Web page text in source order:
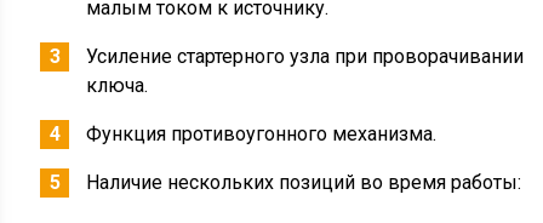
малым током к источнику.
Усиление стартерного узла при проворачивании
ключа.
Функция противоугонного механизма.
Наличие нескольких позиций во время работы: